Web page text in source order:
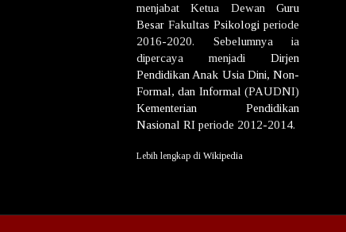
menjabat Ketua Dewan Guru
Besar Fakultas Psikologi periode
2016-2020. Sebelumnya ia
dipercaya menjadi Dirjen
Pendidikan Anak Usia Dini, Non-
Formal, dan Informal (PAUDNI)
Kementerian Pendidikan
Nasional RI periode 2012-2014.
Lebih lengkap di Wikipedia